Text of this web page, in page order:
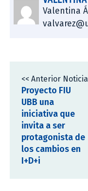
Valentina
<< Anterior Noticia
Proyecto FIU
UBB una
iniciativa que
invita a ser
protagonista de
los cambios en
I+D+i